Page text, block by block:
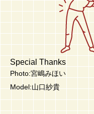
Special Thanks
Photo:宮嶋みほい
Model:山口紗貴